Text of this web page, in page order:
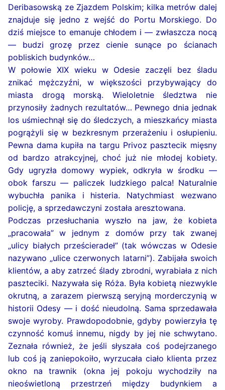
Deribasowską ze Zjazdem Polskim; kilka metrów dalej
znajduje się jedno z wejść do Portu Morskiego. Do
dziś miejsce to emanuje chłodem i — zwłaszcza nocą
— budzi grozę przez cienie sunące po ścianach
pobliskich budynków…
W połowie XIX wieku w Odesie zaczęli bez śladu
znikać mężczyźni, w większości przybywający do
miasta drogą morską. Wieloletnie śledztwa nie
przynosiły żadnych rezultatów… Pewnego dnia jednak
los uśmiechnął się do śledczych, a mieszkańcy miasta
pogrążyli się w bezkresnym przerażeniu i osłupieniu.
Pewna dama kupiła na targu Privoz pasztecik mięsny
od bardzo atrakcyjnej, choć już nie młodej kobiety.
Gdy ugryzła domowy wypiek, odkryła w środku —
obok farszu — paliczek ludzkiego palca! Naturalnie
wybuchła panika i histeria. Natychmiast wezwano
policję, a sprzedawczyni została aresztowana.
Podczas przesłuchania wyszło na jaw, że kobieta
„pracowała” w jednym z domów przy tak zwanej
„ulicy białych prześcieradeł” (tak wówczas w Odesie
nazywano „ulice czerwonych latarni”). Zabijała swoich
klientów, a aby zatrzeć ślady zbrodni, wyrabiała z nich
paszteciki. Nazywała się Róża. Była kobietą niezwykle
okrutną, a zarazem pierwszą seryjną morderczynią w
historii Odesy — i dość nieudolną. Sama sprzedawała
swoje wyroby. Prawdopodobnie, gdyby powierzyła tę
czynność komuś innemu, nigdy by jej nie schwytano.
Zeznała również, że jeśli słyszała coś podejrzanego
lub coś ją zaniepokoiło, wyrzucała ciało klienta przez
okno na trawnik (okna jej pokoju wychodziły na
nieoświetloną przestrzeń między budynkiem a